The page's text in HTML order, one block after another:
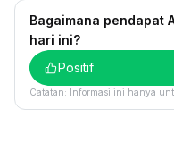
Bagaimana pendapat
hari ini?
Positif
Catatan: Informasi ini hanya